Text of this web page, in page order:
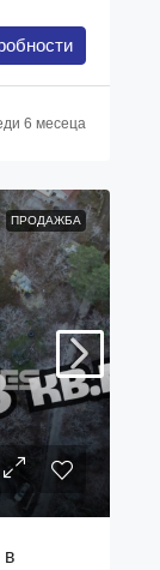
6 месеца
ПРОДАЖБА
в